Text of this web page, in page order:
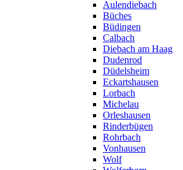
Aulendiebach
Büches
Büdingen
Calbach
Diebach am Haag
Dudenrod
Düdelsheim
Eckartshausen
Lorbach
Michelau
Orleshausen
Rinderbügen
Rohrbach
Vonhausen
Wolf